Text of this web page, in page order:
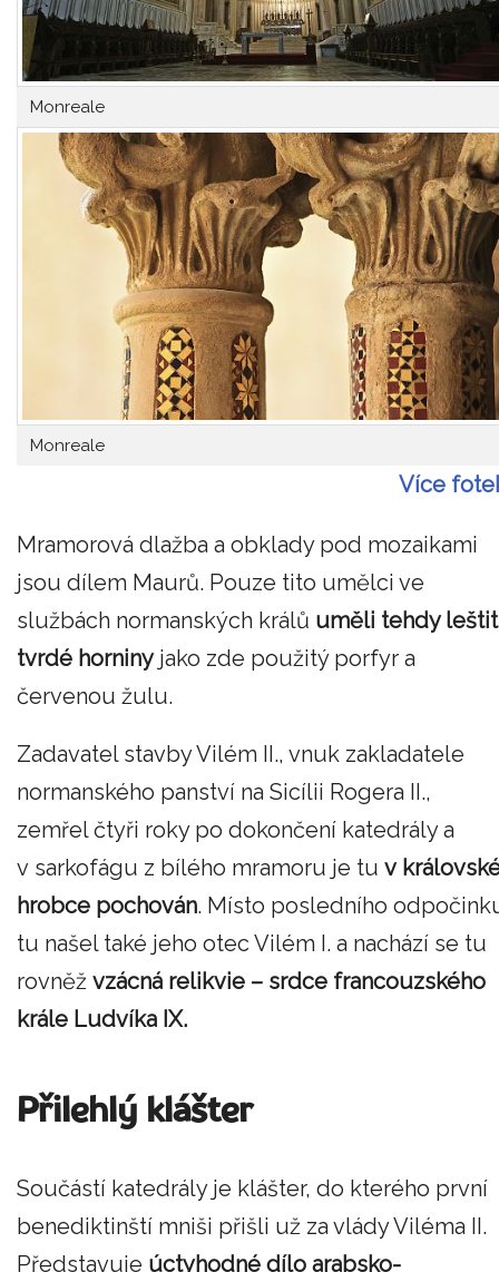
Monreale
Monreale
Více
Mramorová dlažba a obklady pod mozaikami
jsou dílem Maurů. Pouze tito umělci ve
službách normanských králů uměli tehdy leštit
tvrdé horninyjako zde použitý porfyr a
červenou žulu.
Zadavatel stavby Vilém II., vnuk zakladatele
normanského panství na Sicílii Rogera II.,
zemřel čtyři roky po dokončení katedrály a
v sarkofágu z bílého mramoru je tu v
hrobce pochován. Místo posledního
tu našel také jeho otec Vilém I. a nachází se tu
rovněž vzácná relikvie – srdce francouzského
krále Ludvíka IX.
Přilehlý klášter
Součástí katedrály je klášter, do kterého první
benediktinští mniši přišli už za vlády Viléma II.
Představuje úctyhodné dílo arabsko-